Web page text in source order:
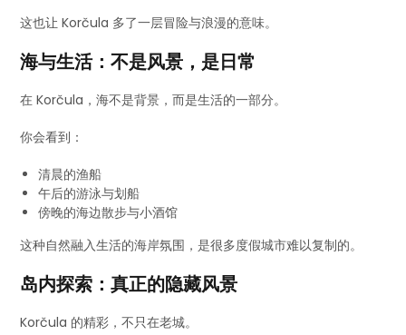
这也让 Korčula 多了一层冒险与浪漫的意味。
海与生活：不是风景，是日常
在 Korčula，海不是背景，而是生活的一部分。
你会看到：
清晨的渔船
午后的游泳与划船
傍晚的海边散步与小酒馆
这种自然融入生活的海岸氛围，是很多度假城市难以复制的。
岛内探索：真正的隐藏风景
Korčula 的精彩，不只在老城。